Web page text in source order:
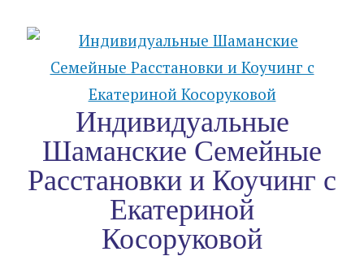
Индивидуальные
Шаманские Семейные
Расстановки и Коучинг c
Екатериной
Косоруковой